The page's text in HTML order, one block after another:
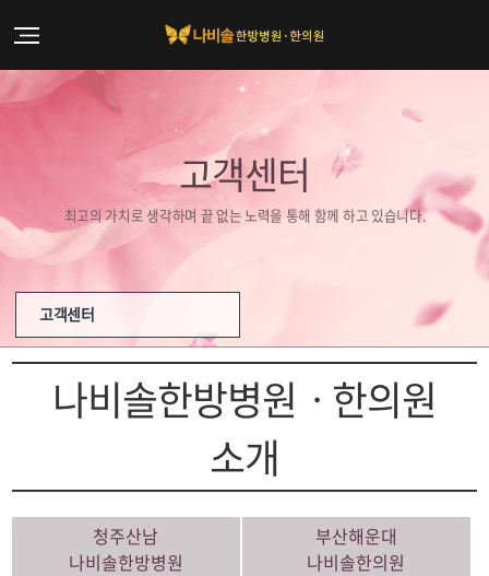
고객센터
최고의 가치로 생각하며 끝 없는 노력을 통해 함께 하고 있습니다.
고객센터
나비솔한방병원ㆍ한의원
소개
청주산남
나비솔한방병원
부산해운대
나비솔한의원